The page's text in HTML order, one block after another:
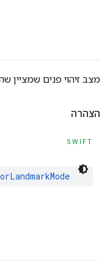
מצב זיהוי פנים שמציין
הצהרה
SWIFT